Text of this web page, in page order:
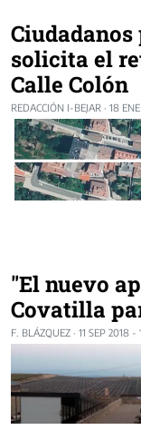
Ciudadanos
solicita el
Calle Colón
REDACCIÓN I-BEJAR · 18
"El nuevo
Covatilla
F. BLÁZQUEZ · 11 SEP 2018 -